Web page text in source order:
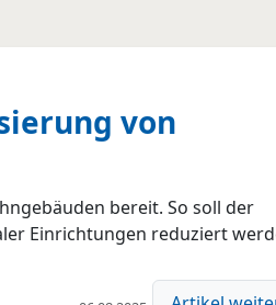
von
bereit. So soll der
Einrichtungen reduziert